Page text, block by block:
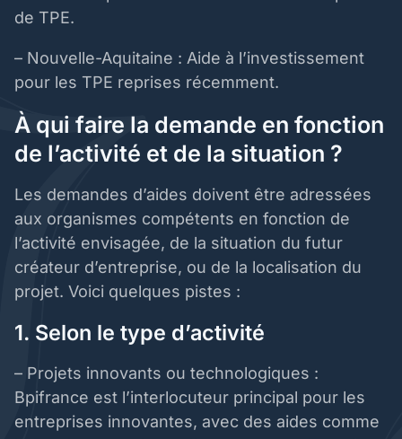
de TPE.
– Nouvelle-Aquitaine : Aide à l’investissement
pour les TPE reprises récemment.
À qui faire la demande en fonction
de l’activité et de la situation ?
Les demandes d’aides doivent être adressées
aux organismes compétents en fonction de
l’activité envisagée, de la situation du futur
créateur d’entreprise, ou de la localisation du
projet. Voici quelques pistes :
1. Selon le type d’activité
– Projets innovants ou technologiques :
Bpifrance est l’interlocuteur principal pour les
entreprises innovantes, avec des aides comme